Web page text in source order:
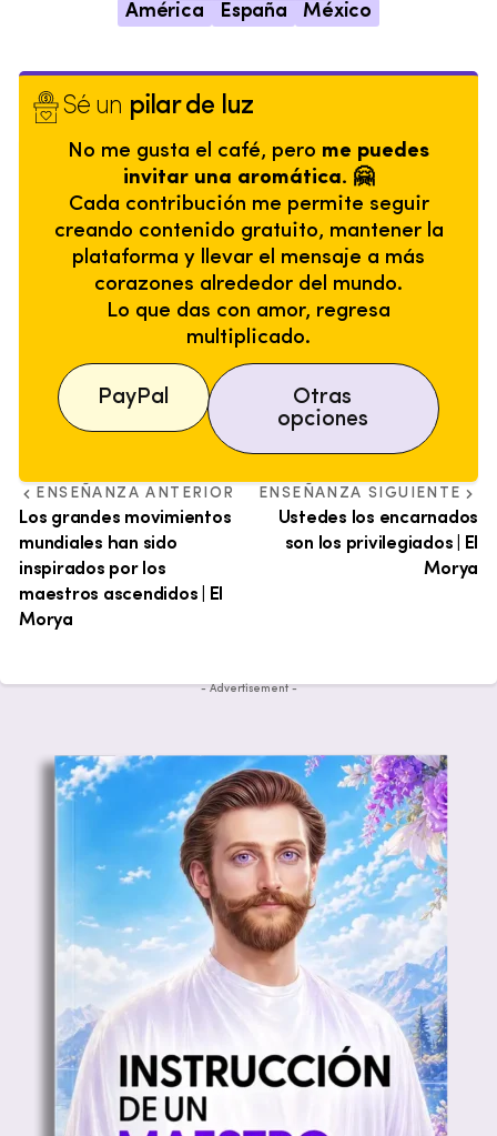
América España México
Sé un pilar de luz
No me gusta el café, pero me puedes
invitar una aromática. 🤗
Cada contribución me permite seguir
creando contenido gratuito, mantener la
plataforma y llevar el mensaje a más
corazones alrededor del mundo.
Lo que das con amor, regresa
multiplicado.
PayPal
Otras
opciones
ENSEÑANZA ANTERIOR
Los grandes movimientos
mundiales han sido
inspirados por los
maestros ascendidos | El
Morya
ENSEÑANZA SIGUIENTE
Ustedes los encarnados
son los privilegiados | El
Morya
- Advertisement -